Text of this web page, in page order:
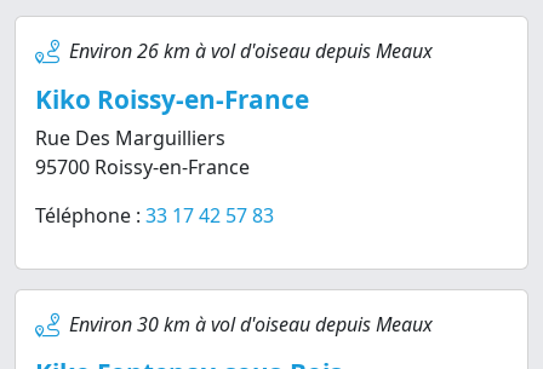
Environ 26 km à vol d'oiseau depuis Meaux
Kiko Roissy-en-France
Rue Des Marguilliers
95700 Roissy-en-France
Téléphone : 33 17 42 57 83
Environ 30 km à vol d'oiseau depuis Meaux